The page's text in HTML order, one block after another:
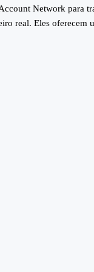
Network para
real. Eles